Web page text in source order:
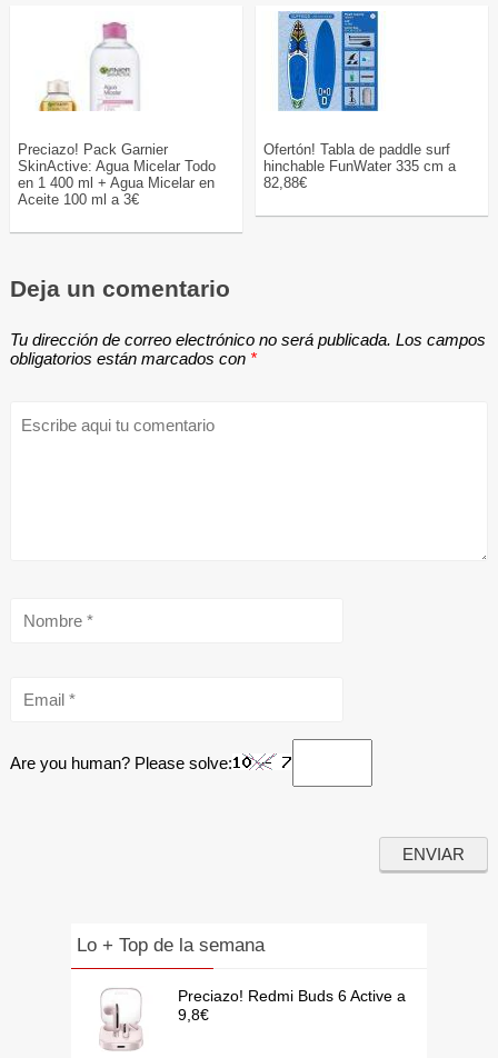
Preciazo! Pack Garnier
SkinActive: Agua Micelar Todo
en 1 400 ml + Agua Micelar en
Aceite 100 ml a 3€
Ofertón! Tabla de paddle surf
hinchable FunWater 335 cm a
82,88€
Deja un comentario
Tu dirección de correo electrónico no será publicada. Los campos
obligatorios están marcados con *
Are you human? Please solve:
Lo + Top de la semana
Preciazo! Redmi Buds 6 Active a
9,8€